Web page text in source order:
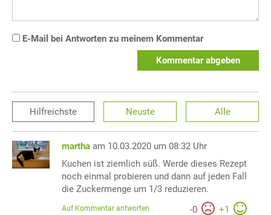
E-Mail bei Antworten zu meinem Kommentar
Kommentar abgeben
Hilfreichste Neuste Alle
martha am 10.03.2020 um 08:32 Uhr
Kuchen ist ziemlich süß. Werde dieses Rezept
noch einmal probieren und dann auf jeden Fall
die Zuckermenge um 1/3 reduzieren.
-0 +1
Auf Kommentar antworten